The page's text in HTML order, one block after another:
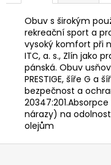
Obuv s širokým
rekreační sport a
vysoký komfort při
ITC, a. s., Zlín jako
pánská. Obuv
PRESTIGE, šíře G a
bezpečnost a
nárazy) na
olejům
1
498
Kč
Z